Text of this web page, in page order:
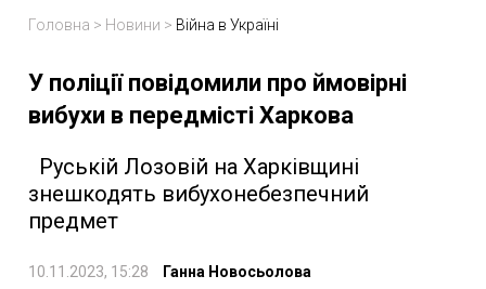
Головна > Новини > Війна в Україні
У поліції повідомили про ймовірні
вибухи в передмісті Харкова
Руській Лозовій на Харківщині
знешкодять вибухонебезпечний
предмет
10.11.2023, 15:28 Ганна Новосьолова